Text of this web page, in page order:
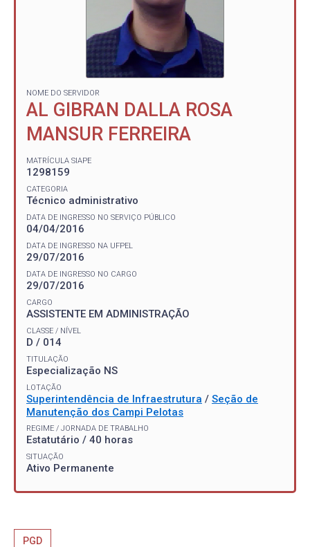
NOME DO SERVIDOR
AL GIBRAN DALLA ROSA
MANSUR FERREIRA
MATRÍCULA SIAPE
1298159
CATEGORIA
Técnico administrativo
DATA DE INGRESSO NO SERVIÇO PÚBLICO
04/04/2016
DATA DE INGRESSO NA UFPEL
29/07/2016
DATA DE INGRESSO NO CARGO
29/07/2016
CARGO
ASSISTENTE EM ADMINISTRAÇÃO
CLASSE / NÍVEL
D / 014
TITULAÇÃO
Especialização NS
LOTAÇÃO
Superintendência de Infraestrutura / Seção de
Manutenção dos Campi Pelotas
REGIME / JORNADA DE TRABALHO
Estatutário / 40 horas
SITUAÇÃO
Ativo Permanente
PGD